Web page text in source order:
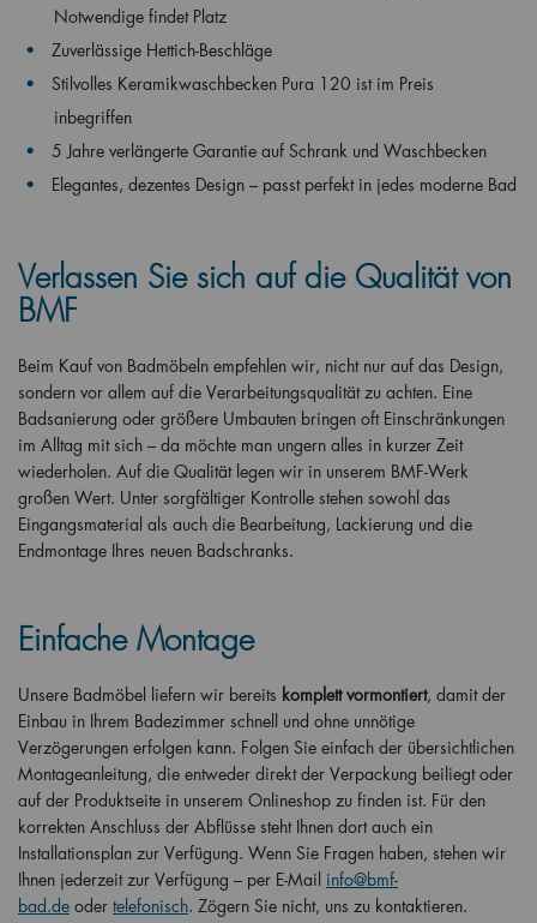
Notwendige findet Platz
Zuverlässige Hettich-Beschläge
Stilvolles Keramikwaschbecken Pura 120 ist im Preis
inbegriffen
5 Jahre verlängerte Garantie auf Schrank und Waschbecken
Elegantes, dezentes Design – passt perfekt in jedes moderne Bad
Verlassen Sie sich auf die Qualität von
BMF
Beim Kauf von Badmöbeln empfehlen wir, nicht nur auf das Design,
sondern vor allem auf die Verarbeitungsqualität zu achten. Eine
Badsanierung oder größere Umbauten bringen oft Einschränkungen
im Alltag mit sich – da möchte man ungern alles in kurzer Zeit
wiederholen. Auf die Qualität legen wir in unserem BMF-Werk
großen Wert. Unter sorgfältiger Kontrolle stehen sowohl das
Eingangsmaterial als auch die Bearbeitung, Lackierung und die
Endmontage Ihres neuen Badschranks.
Einfache Montage
Unsere Badmöbel liefern wir bereits komplett vormontiert, damit der
Einbau in Ihrem Badezimmer schnell und ohne unnötige
Verzögerungen erfolgen kann. Folgen Sie einfach der übersichtlichen
Montageanleitung, die entweder direkt der Verpackung beiliegt oder
auf der Produktseite in unserem Onlineshop zu finden ist. Für den
korrekten Anschluss der Abflüsse steht Ihnen dort auch ein
Installationsplan zur Verfügung. Wenn Sie Fragen haben, stehen wir
Ihnen jederzeit zur Verfügung – per E-Mail info@bmf-
bad.de oder telefonisch. Zögern Sie nicht, uns zu kontaktieren.